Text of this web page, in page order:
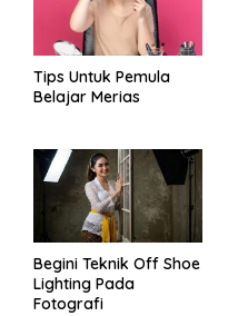
Tips Untuk Pemula
Belajar Merias
Begini Teknik Off Shoe
Lighting Pada
Fotografi